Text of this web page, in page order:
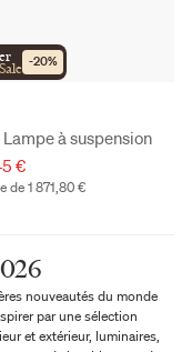
-20%
Lampe à suspension
€
de 1 871,80 €
nouveautés du monde
par une sélection
et extérieur, luminaires,